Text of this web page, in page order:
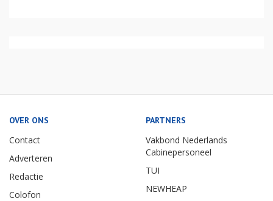
OVER ONS
Contact
Adverteren
Redactie
Colofon
PARTNERS
Vakbond Nederlands
Cabinepersoneel
TUI
NEWHEAP